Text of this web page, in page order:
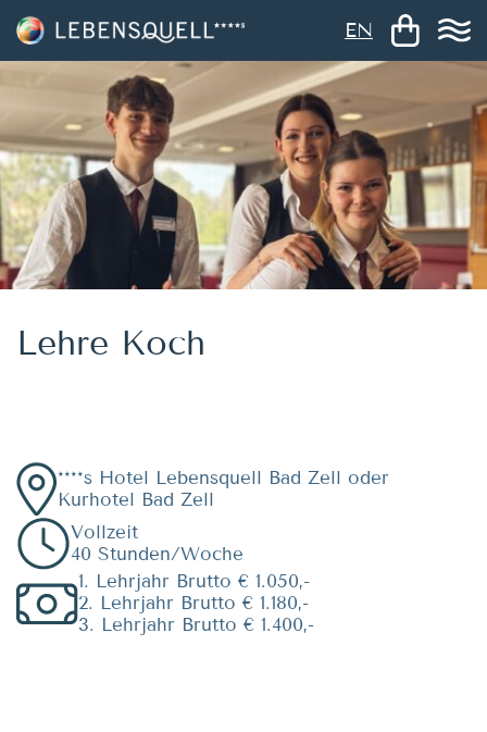
EN
Lehre Koch
****s Hotel Lebensquell Bad Zell oder
Kurhotel Bad Zell
Vollzeit
40 Stunden/Woche
1. Lehrjahr Brutto € 1.050,-
2. Lehrjahr Brutto € 1.180,-
3. Lehrjahr Brutto € 1.400,-